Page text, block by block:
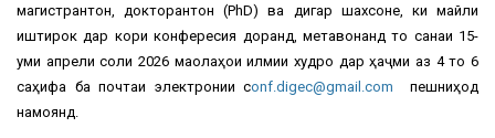
магистрантон, докторантон (PhD) ва дигар шахсоне, ки майли
иштирок дар кори конфересия доранд, метавонанд то санаи 15-
уми апрели соли 2026 мақолаҳои илмии худро дар ҳаҷми аз 4 то 6
саҳифа ба почтаи электронии conf.digec@gmail.com пешниҳод
намоянд.